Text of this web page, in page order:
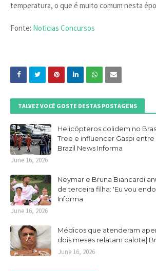
temperatura, o que é muito comum nesta
Fonte: Noticias Concursos
TALVEZ VOCÊ GOSTE DESTAS POSTAGENS
Helicópteros colidem no
Tree e influencer Gaspi entre
Brazil News Informa
June 16, 2026
Neymar e Bruna Biancardi
de terceira filha: 'Eu vou
Informa
June 16, 2026
Médicos que atenderam
dois meses relatam calote|
June 16, 2026